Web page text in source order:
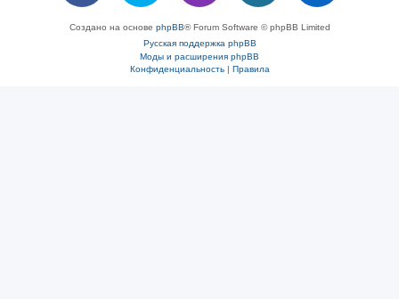
Создано на основе phpBB® Forum Software © phpBB Limited
Русская поддержка phpBB
Моды и расширения phpBB
Конфиденциальность| Правила